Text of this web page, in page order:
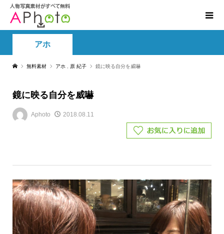
アホ
無料素材 アホ 原 紀子 鏡に映る自分を威嚇
鏡に映る自分を威嚇
Aphoto 2018.08.11